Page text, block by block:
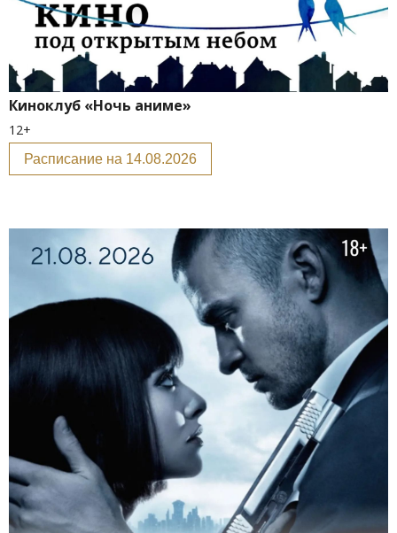
Киноклуб «Ночь аниме»
12+
Расписание на 14.08.2026